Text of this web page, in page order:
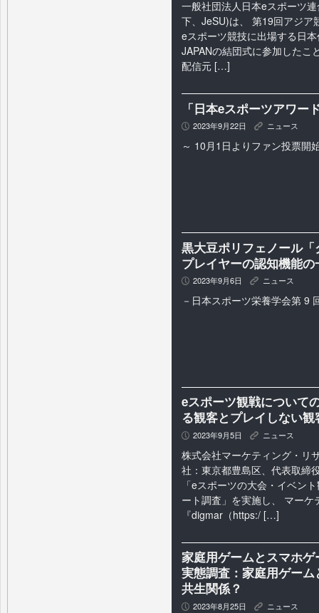
一般社団法人日本eスポーツ
下、JeSU)は、 第19回アジア
eスポーツ競技に出場する日
JAPANの結団式に参加したこ
配信元 […]
「日本eスポーツアワー
P 2023年9月22日 K ニュース
～ 10月1日よりファン投票開
黒大豆ポリフェノール
プレイヤーの認知機能
P 2023年9月6日 K ニュース
－日本スポーツ栄養学会第 9
eスポーツ観戦について
る観客とプレイしない
P 2023年9月5日 K ニュース
株式会社マーケティング・リ
社：東京都豊島区、代表取締
「eスポーツの大会・イベン
ート調査」を実施し、 マーケ
『digmar（https:/ […]
家庭用ゲームとスマホ
実態調査：家庭用ゲー
共生関係？
P 2023年8月25日 K ニュース